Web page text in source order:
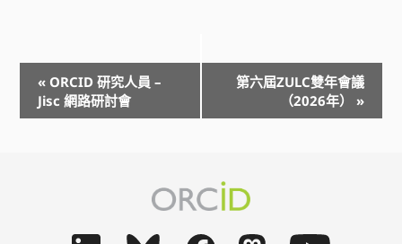
事
件
« ORCID 研究人員 –
Jisc 網路研討會
第六屆ZULC雙年會議
（2026年） »